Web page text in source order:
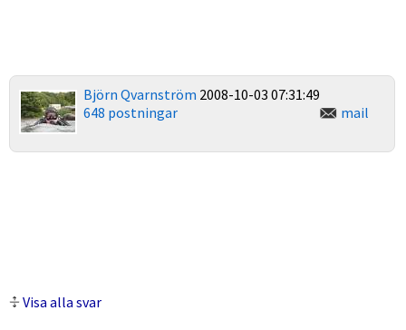
Björn Qvarnström 2008-10-03 07:31:49
648 postningar
mail
Visa alla svar